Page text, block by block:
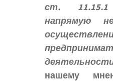
ст.
напрямую
нашему